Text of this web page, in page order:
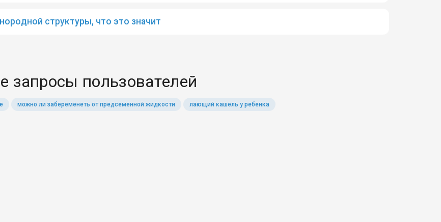
структуры, что это значит
запросы пользователей
можно ли забеременеть от предсеменной жидкости лающий кашель у ребенка